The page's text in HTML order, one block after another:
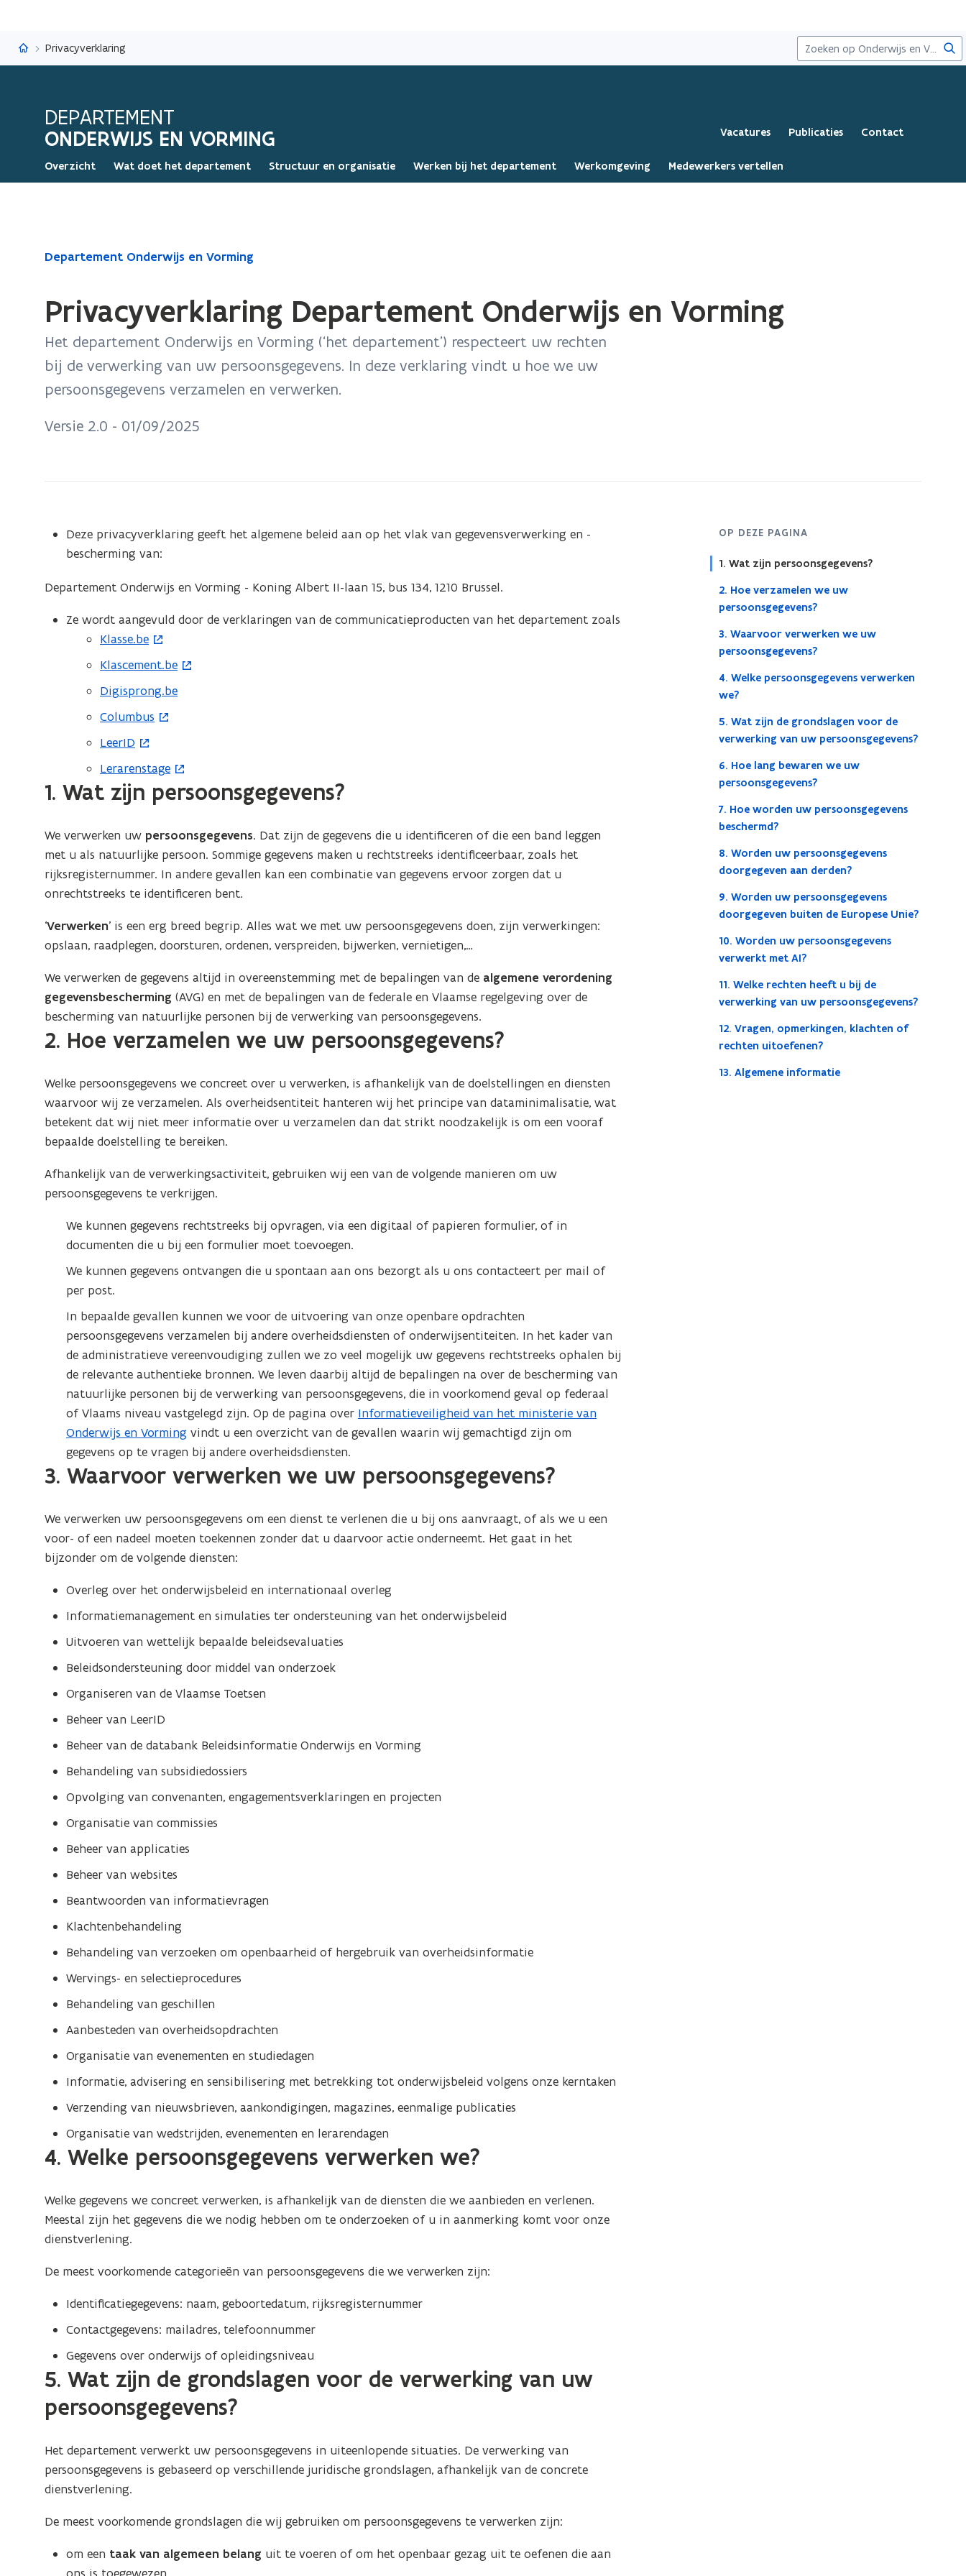
naar
Onderwijs en Vorming
Privacyverklaring
DEPARTEMENT
ONDERWIJS EN VORMING Vacatures Publicaties Contact
Overzicht Wat doet het departement Structuur en organisatie Werken bij het departement Werkomgeving Medewerkers vertellen
Gedaan
bevindt
Privacyverklaring
Onderwijs
Departement Onderwijs en Vorming
Privacyverklaring Departement Onderwijs en Vorming
Het departement Onderwijs en Vorming (‘het departement’) respecteert uw rechten
bij de verwerking van uw persoonsgegevens. In deze verklaring vindt u hoe we uw
persoonsgegevens verzamelen en verwerken.
Versie 2.0 - 01/09/2025
OP DEZE PAGINA
1. Wat zijn persoonsgegevens?
2. Hoe verzamelen we uw
persoonsgegevens?
3. Waarvoor verwerken we uw
persoonsgegevens?
4. Welke persoonsgegevens verwerken
we?
5. Wat zijn de grondslagen voor de
verwerking van uw persoonsgegevens?
6. Hoe lang bewaren we uw
persoonsgegevens?
7. Hoe worden uw persoonsgegevens
beschermd?
8. Worden uw persoonsgegevens
doorgegeven aan derden?
9. Worden uw persoonsgegevens
doorgegeven buiten de Europese Unie?
10. Worden uw persoonsgegevens
verwerkt met AI?
11. Welke rechten heeft u bij de
verwerking van uw persoonsgegevens?
12. Vragen, opmerkingen, klachten of
rechten uitoefenen?
13. Algemene informatie
Deze privacyverklaring geeft het algemene beleid aan op het vlak van gegevensverwerking en -
bescherming van:
Departement Onderwijs en Vorming - Koning Albert II-laan 15, bus 134, 1210 Brussel.
Ze wordt aangevuld door de verklaringen van de communicatieproducten van het departement zoals
Klasse.be
(
o
e
n
t
n
n
e
u
w
v
n
s
t
e
Klascement.be
(
o
e
n
t
n
i
e
u
w
s
t
e
r
Digisprong.be
Columbus
(
o
e
n
i
n
n
i
u
w
v
e
t
r
)
LeerID
(
o
e
t
i
n
n
w
v
e
n
e
r
)
Lerarenstage
(
o
e
n
i
u
w
v
e
s
t
e
r
1. Wat zijn persoonsgegevens?
We verwerken uw persoonsgegevens. Dat zijn de gegevens die u identificeren of die een band leggen
met u als natuurlijke persoon. Sommige gegevens maken u rechtstreeks identificeerbaar, zoals het
rijksregisternummer. In andere gevallen kan een combinatie van gegevens ervoor zorgen dat u
onrechtstreeks te identificeren bent.
‘Verwerken’ is een erg breed begrip. Alles wat we met uw persoonsgegevens doen, zijn verwerkingen:
opslaan, raadplegen, doorsturen, ordenen, verspreiden, bijwerken, vernietigen,…
We verwerken de gegevens altijd in overeenstemming met de bepalingen van de algemene verordening
gegevensbescherming (AVG) en met de bepalingen van de federale en Vlaamse regelgeving over de
bescherming van natuurlijke personen bij de verwerking van persoonsgegevens.
2. Hoe verzamelen we uw persoonsgegevens?
Welke persoonsgegevens we concreet over u verwerken, is afhankelijk van de doelstellingen en diensten
waarvoor wij ze verzamelen. Als overheidsentiteit hanteren wij het principe van dataminimalisatie, wat
betekent dat wij niet meer informatie over u verzamelen dan dat strikt noodzakelijk is om een vooraf
bepaalde doelstelling te bereiken.
Afhankelijk van de verwerkingsactiviteit, gebruiken wij een van de volgende manieren om uw
persoonsgegevens te verkrijgen.
We kunnen gegevens rechtstreeks bij opvragen, via een digitaal of papieren formulier, of in
documenten die u bij een formulier moet toevoegen.
We kunnen gegevens ontvangen die u spontaan aan ons bezorgt als u ons contacteert per mail of
per post.
In bepaalde gevallen kunnen we voor de uitvoering van onze openbare opdrachten
persoonsgegevens verzamelen bij andere overheidsdiensten of onderwijsentiteiten. In het kader van
de administratieve vereenvoudiging zullen we zo veel mogelijk uw gegevens rechtstreeks ophalen bij
de relevante authentieke bronnen. We leven daarbij altijd de bepalingen na over de bescherming van
natuurlijke personen bij de verwerking van persoonsgegevens, die in voorkomend geval op federaal
of Vlaams niveau vastgelegd zijn. Op de pagina over Informatieveiligheid van het ministerie van
Onderwijs en Vorming vindt u een overzicht van de gevallen waarin wij gemachtigd zijn om
gegevens op te vragen bij andere overheidsdiensten.
3. Waarvoor verwerken we uw persoonsgegevens?
We verwerken uw persoonsgegevens om een dienst te verlenen die u bij ons aanvraagt, of als we u een
voor- of een nadeel moeten toekennen zonder dat u daarvoor actie onderneemt. Het gaat in het
bijzonder om de volgende diensten:
Overleg over het onderwijsbeleid en internationaal overleg
Informatiemanagement en simulaties ter ondersteuning van het onderwijsbeleid
Uitvoeren van wettelijk bepaalde beleidsevaluaties
Beleidsondersteuning door middel van onderzoek
Organiseren van de Vlaamse Toetsen
Beheer van LeerID
Beheer van de databank Beleidsinformatie Onderwijs en Vorming
Behandeling van subsidiedossiers
Opvolging van convenanten, engagementsverklaringen en projecten
Organisatie van commissies
Beheer van applicaties
Beheer van websites
Beantwoorden van informatievragen
Klachtenbehandeling
Behandeling van verzoeken om openbaarheid of hergebruik van overheidsinformatie
Wervings- en selectieprocedures
Behandeling van geschillen
Aanbesteden van overheidsopdrachten
Organisatie van evenementen en studiedagen
Informatie, advisering en sensibilisering met betrekking tot onderwijsbeleid volgens onze kerntaken
Verzending van nieuwsbrieven, aankondigingen, magazines, eenmalige publicaties
Organisatie van wedstrijden, evenementen en lerarendagen
4. Welke persoonsgegevens verwerken we?
Welke gegevens we concreet verwerken, is afhankelijk van de diensten die we aanbieden en verlenen.
Meestal zijn het gegevens die we nodig hebben om te onderzoeken of u in aanmerking komt voor onze
dienstverlening.
De meest voorkomende categorieën van persoonsgegevens die we verwerken zijn:
Identificatiegegevens: naam, geboortedatum, rijksregisternummer
Contactgegevens: mailadres, telefoonnummer
Gegevens over onderwijs of opleidingsniveau
5. Wat zijn de grondslagen voor de verwerking van uw
persoonsgegevens?
Het departement verwerkt uw persoonsgegevens in uiteenlopende situaties. De verwerking van
persoonsgegevens is gebaseerd op verschillende juridische grondslagen, afhankelijk van de concrete
dienstverlening.
De meest voorkomende grondslagen die wij gebruiken om persoonsgegevens te verwerken zijn:
om een taak van algemeen belang uit te voeren of om het openbaar gezag uit te oefenen die aan